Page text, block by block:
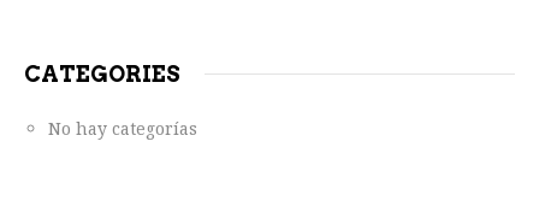
CATEGORIES
No hay categorías